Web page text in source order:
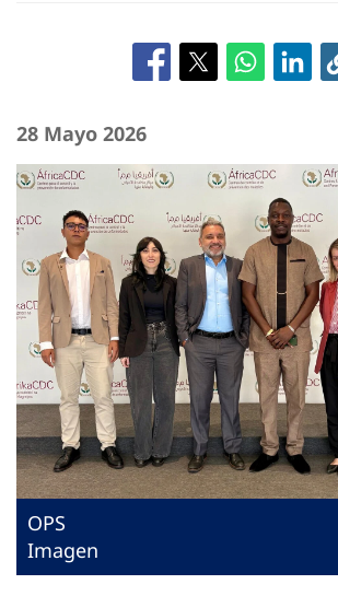
28 Mayo 2026
OPS
Imagen